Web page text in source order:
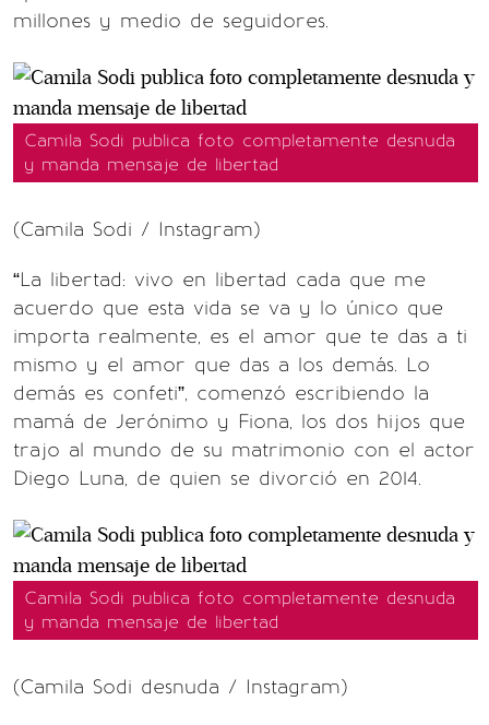
millones y medio de seguidores.
Camila Sodi publica foto completamente desnuda
y manda mensaje de libertad
(Camila Sodi / Instagram)
“La libertad: vivo en libertad cada que me
acuerdo que esta vida se va y lo único que
importa realmente, es el amor que te das a ti
mismo y el amor que das a los demás. Lo
demás es confeti”, comenzó escribiendo la
mamá de Jerónimo y Fiona, los dos hijos que
trajo al mundo de su matrimonio con el actor
Diego Luna, de quien se divorció en 2014.
Camila Sodi publica foto completamente desnuda
y manda mensaje de libertad
(Camila Sodi desnuda / Instagram)